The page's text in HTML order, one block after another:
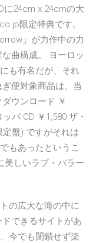
に24cm x 24cmの大
限定特典です。
」が力作中の力
曲構成。 ヨーロッ
も有名だが、それ
便対象商品は、当
ウンロード ￥
パ CD ￥1,580 ザ・
盤) ですがそれは
もあったというこ
美しいラブ・バラー
の広大な海の中に
できるサイトがあ
今でも閉鎖せず楽